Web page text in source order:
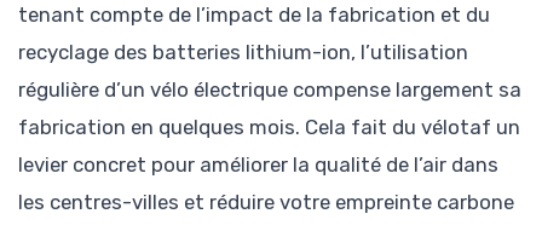
tenant compte de l’impact de la fabrication et du
recyclage des batteries lithium-ion, l’utilisation
régulière d’un vélo électrique compense largement sa
fabrication en quelques mois. Cela fait du vélotaf un
levier concret pour améliorer la qualité de l’air dans
les centres-villes et réduire votre empreinte carbone